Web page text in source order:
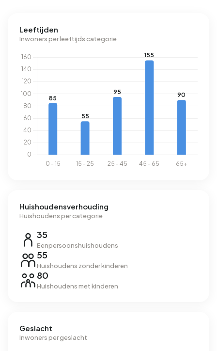
1.760 m³ per jaar 38% boven het landelijke gemiddelde
van 1.280 m³.
Leeftijden
Inwoners per leeftijds categorie
Huishoudensverhouding
Huishoudens per categorie
35
Eenpersoonshuishoudens
55
Huishoudens zonder kinderen
80
Huishoudens met kinderen
Geslacht
Inwoners per geslacht